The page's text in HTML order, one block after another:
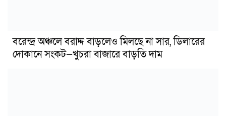
বরেন্দ্র অঞ্চলে বরাদ্দ বাড়লেও মিলছে না সার, ডিলারের
দোকানে সংকট—খুচরা বাজারে বাড়তি দাম